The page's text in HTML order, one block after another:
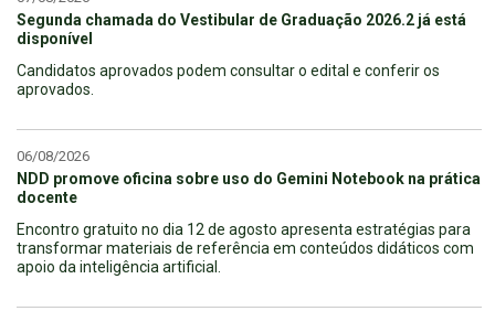
Segunda chamada do Vestibular de Graduação 2026.2 já está
disponível
Candidatos aprovados podem consultar o edital e conferir os
aprovados.
06/08/2026
NDD promove oficina sobre uso do Gemini Notebook na prática
docente
Encontro gratuito no dia 12 de agosto apresenta estratégias para
transformar materiais de referência em conteúdos didáticos com
apoio da inteligência artificial.